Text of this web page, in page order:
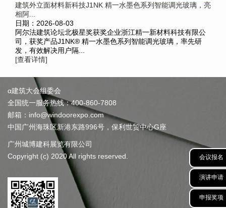
会议报名
演讲申请
申报奖项
建筑外立面材料新科技J1NK 精一水墨色系列智能调光玻璃，亮
相阿...
日期：2026-08-03
阿尔法建筑论坛北极星奖获奖企业浙江精一新材料科技有限公
司，获奖产品J1NK® 精一水墨色系列智能调光玻璃，率先研
发，有效解决用户隔...
[查看详情]
α建筑大会组委会
全国统一服务热线：400-860-7808
邮箱：info@windoorexpo.com
中国广州海珠区新港东路996号，保利世贸中心G座
广州城博建科展览有限公司
Copyright (c) 2020 All rights reserved.